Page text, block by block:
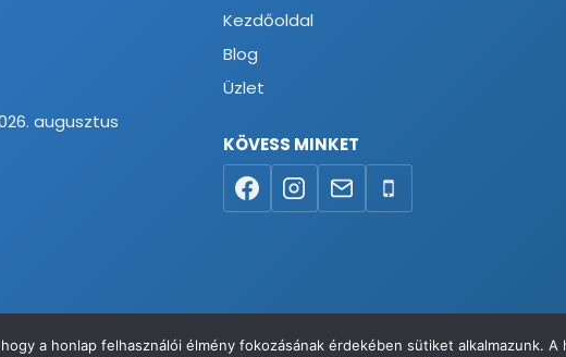
augusztus
Kezdőoldal
Blog
Üzlet
KÖVESS MINKET
a honlap felhasználói élmény fokozásának érdekében sütiket alkalmazunk.